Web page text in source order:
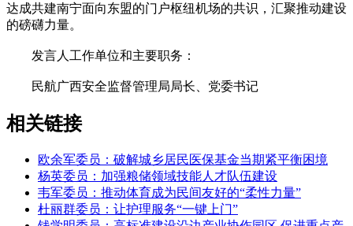
达成共建南宁面向东盟的门户枢纽机场的共识，汇聚推动建设
的磅礴力量。
发言人工作单位和主要职务：
民航广西安全监督管理局局长、党委书记
相关链接
欧余军委员：破解城乡居民医保基金当期紧平衡困境
杨英委员：加强粮储领域技能人才队伍建设
韦军委员：推动体育成为民间友好的“柔性力量”
杜丽群委员：让护理服务“一键上门”